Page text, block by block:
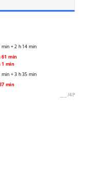
min + 2 h 14 min
61 min
1 min
min + 3 h 35 min
min
/4P